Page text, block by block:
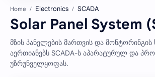
Home Electronics SCADA
Solar Panel System
მზის პანელების მართვის და მონტორინგის
აერთიანებს SCADA-ს აპარატურულ და
უზრუნველყოფას.